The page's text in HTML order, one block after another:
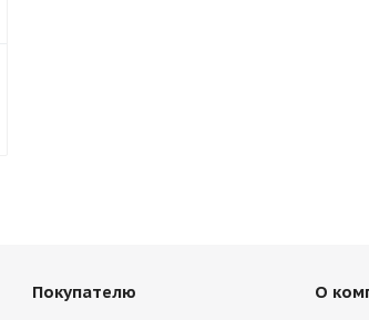
Покупателю О